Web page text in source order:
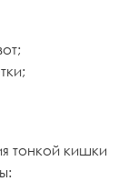
тонкой кишки